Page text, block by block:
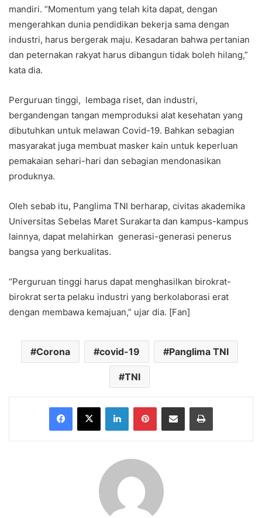
mandiri. “Momentum yang telah kita dapat, dengan
mengerahkan dunia pendidikan bekerja sama dengan
industri, harus bergerak maju. Kesadaran bahwa pertanian
dan peternakan rakyat harus dibangun tidak boleh hilang,”
kata dia.
Perguruan tinggi, lembaga riset, dan industri,
bergandengan tangan memproduksi alat kesehatan yang
dibutuhkan untuk melawan Covid-19. Bahkan sebagian
masyarakat juga membuat masker kain untuk keperluan
pemakaian sehari-hari dan sebagian mendonasikan
produknya.
Oleh sebab itu, Panglima TNI berharap, civitas akademika
Universitas Sebelas Maret Surakarta dan kampus-kampus
lainnya, dapat melahirkan generasi-generasi penerus
bangsa yang berkualitas.
“Perguruan tinggi harus dapat menghasilkan birokrat-
birokrat serta pelaku industri yang berkolaborasi erat
dengan membawa kemajuan,” ujar dia. [Fan]
Corona covid-19 Panglima TNI
TNI
Facebook
X LinkedInPinterestShare via Email Print